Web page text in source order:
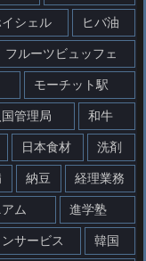
シェル ヒバ油
フルーツビュッフェ
モーチット駅
国管理局 和牛
日本食材 洗剤
納豆 経理業務
ム 進学塾
サービス 韓国